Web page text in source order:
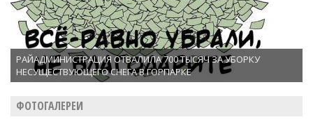
РАЙАДМИНИСТРАЦИЯ ОТВАЛИЛА 700 ТЫСЯЧ ЗА УБОРКУ
НЕСУЩЕСТВУЮЩЕГО СНЕГА В ГОРПАРКЕ
ФОТОГАЛЕРЕИ